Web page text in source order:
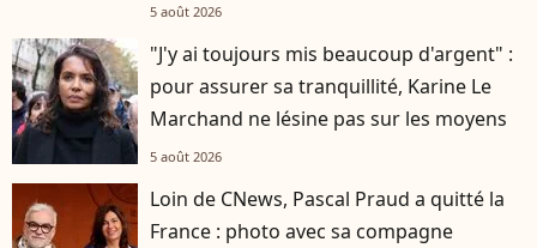
5 août 2026
"J'y ai toujours mis beaucoup d'argent" :
pour assurer sa tranquillité, Karine Le
Marchand ne lésine pas sur les moyens
5 août 2026
Loin de CNews, Pascal Praud a quitté la
France : photo avec sa compagne